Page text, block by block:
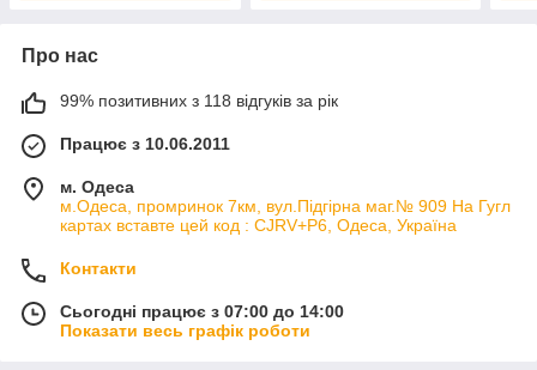
Про нас
99% позитивних з 118 відгуків за рік
Працює з 10.06.2011
м. Одеса
м.Одеса, промринок 7км, вул.Підгірна маг.№ 909 На Гугл
картах вставте цей код : CJRV+P6, Одеса, Україна
Контакти
Сьогодні працює з 07:00 до 14:00
Показати весь графік роботи